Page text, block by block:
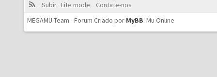
Subir Lite mode
Contate-nos
MEGAMU Team - Forum Criado por MyBB. Mu Online